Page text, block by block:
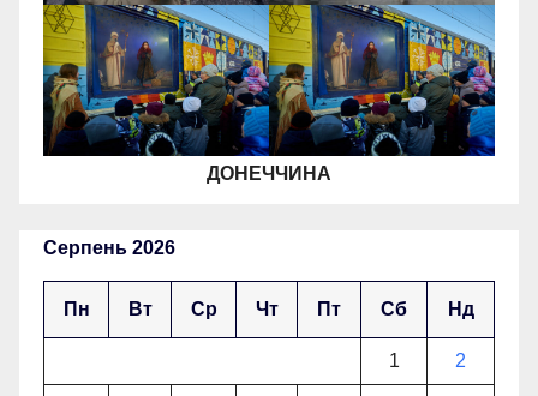
ДОНЕЧЧИНА
Серпень 2026
Пн Вт Ср Чт Пт Сб Нд
1 2